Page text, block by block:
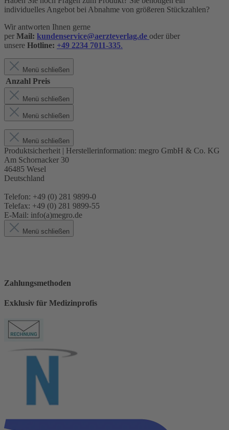
individuelles Angebot bei Abnahme von größeren Stückzahlen?
Wir antworten Ihnen gerne
per Mail: kundenservice@aerzteverlag.de oder über
unsere Hotline: +49 2234 7011-335.
Menü schließen
Anzahl Preis
Menü schließen
Menü schließen
Menü schließen
Produktsicherheit | Herstellerinformation: megro GmbH & Co. KG
Am Schornacker 30
46485 Wesel
Deutschland
Telefon: +49 (0) 281 9899-0
Telefax: +49 (0) 281 9899-55
E-Mail: info(a)megro.de
Menü schließen
Zahlungsmethoden
Exklusiv für Medizinprofis